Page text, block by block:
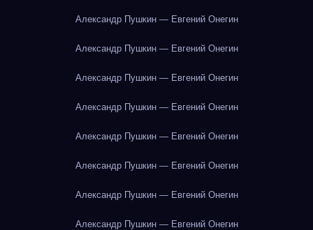
Александр Пушкин — Евгений Онегин
Александр Пушкин — Евгений Онегин
Александр Пушкин — Евгений Онегин
Александр Пушкин — Евгений Онегин
Александр Пушкин — Евгений Онегин
Александр Пушкин — Евгений Онегин
Александр Пушкин — Евгений Онегин
Александр Пушкин — Евгений Онегин